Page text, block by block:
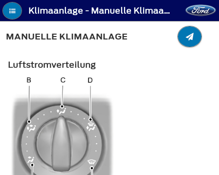
Klimaanlage - Manuelle Klimaanlage
MANUELLE KLIMAANLAGE
Luftstromverteilung